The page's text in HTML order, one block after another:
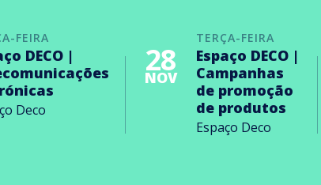
FEIRA
DECO |
Deco
TERÇA-FEIRA
28
NOV
Espaço DECO |
Campanhas
de promoção
de produtos
Espaço Deco